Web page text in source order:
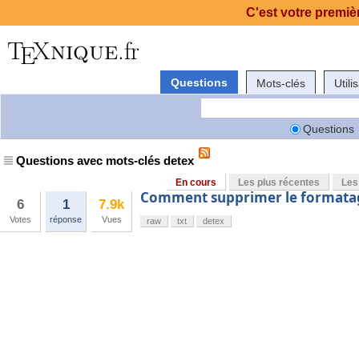
Questions Mots-clés
Questions
Questions avec mots-clés detex
En cours Les plus récentes
6
Votes
1
réponse
7.9k
Vues
Comment supprimer le
raw txt detex
C'est votre